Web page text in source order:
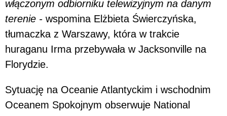
włączonym odbiorniku telewizyjnym na danym
terenie - wspomina Elżbieta Świerczyńska,
tłumaczka z Warszawy, która w trakcie
huraganu Irma przebywała w Jacksonville na
Florydzie.
Sytuację na Oceanie Atlantyckim i wschodnim
Oceanem Spokojnym obserwuje National